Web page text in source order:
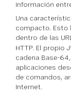
información
Una
compacto. Esto
dentro de las
HTTP. El propio
cadena Base-
aplicaciones
de comandos,
Internet.